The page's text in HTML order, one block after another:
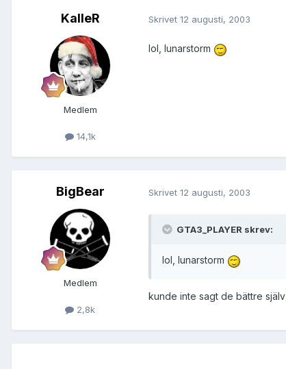
KalleR
Medlem
14,1k
Skrivet 12 augusti, 2003
lol, lunarstorm
BigBear
Medlem
2,8k
Skrivet 12 augusti, 2003
GTA3_PLAYER skrev:
lol, lunarstorm
kunde inte sagt de bättre själv